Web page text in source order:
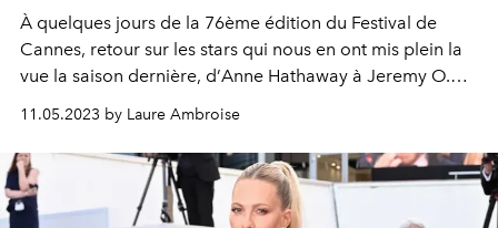
À quelques jours de la 76ème édition du Festival de
Cannes, retour sur les stars qui nous en ont mis plein la
vue la saison dernière, d’Anne Hathaway à Jeremy O.
11.05.2023 by Laure Ambroise